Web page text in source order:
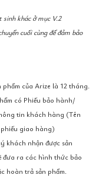
sinh khác ở mục V.2
cuối cùng để đảm bảo
của Arize là 12 tháng.
có Phiếu bảo hành/
tin khách hàng (Tên
giao hàng)
khách nhận được sản
đưa ra các hình thức bảo
hoàn trả sản phẩm.